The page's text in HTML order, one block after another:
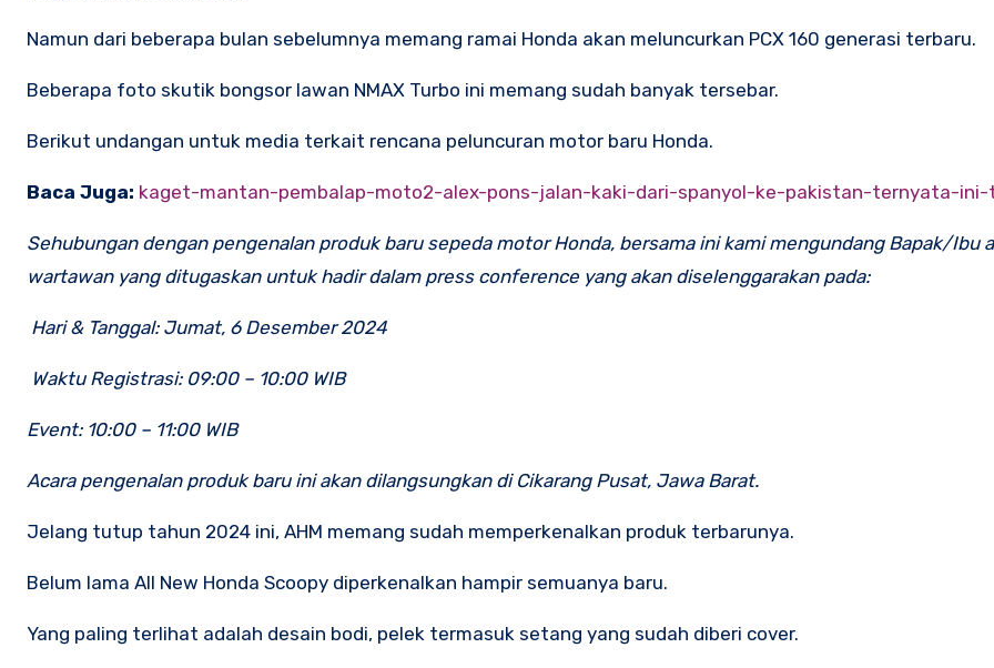
Namun dari beberapa bulan sebelumnya memang ramai Honda akan meluncurkan PCX 160 generasi terbaru.
Beberapa foto skutik bongsor lawan NMAX Turbo ini memang sudah banyak tersebar.
Berikut undangan untuk media terkait rencana peluncuran motor baru Honda.
Baca Juga: kaget-mantan-pembalap-moto2-alex-pons-jalan-kaki-dari-spanyol-ke-pakistan-ternyata-ini-
Sehubungan dengan pengenalan produk baru sepeda motor Honda, bersama ini kami mengundang Bapak/Ibu
wartawan yang ditugaskan untuk hadir dalam press conference yang akan diselenggarakan pada:
Hari & Tanggal: Jumat, 6 Desember 2024
Waktu Registrasi: 09:00 – 10:00 WIB
Event: 10:00 – 11:00 WIB
Acara pengenalan produk baru ini akan dilangsungkan di Cikarang Pusat, Jawa Barat.
Jelang tutup tahun 2024 ini, AHM memang sudah memperkenalkan produk terbarunya.
Belum lama All New Honda Scoopy diperkenalkan hampir semuanya baru.
Yang paling terlihat adalah desain bodi, pelek termasuk setang yang sudah diberi cover.